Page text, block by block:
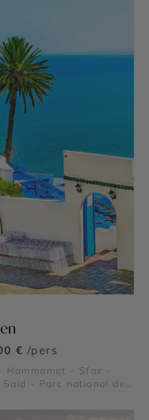
€ /pers
- Sfax -
- Parc national de